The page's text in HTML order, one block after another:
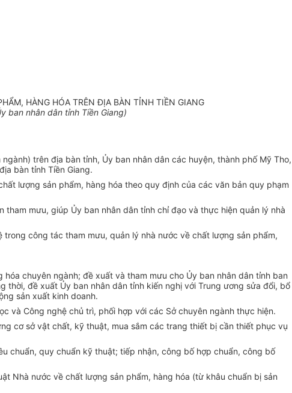
HÀNG HÓA TRÊN ĐỊA BÀN TỈNH TIỀN GIANG
ban nhân dân tỉnh Tiền Giang)
trên địa bàn tỉnh, Ủy ban nhân dân các huyện, thành phố Mỹ Tho,
bàn tỉnh Tiền Giang.
lượng sản phẩm, hàng hóa theo quy định của các văn bản quy phạm
tham mưu, giúp Ủy ban nhân dân tỉnh chỉ đạo và thực hiện quản lý nhà
công tác tham mưu, quản lý nhà nước về chất lượng sản phẩm,
chuyên ngành; đề xuất và tham mưu cho Ủy ban nhân dân tỉnh ban
đề xuất Ủy ban nhân dân tỉnh kiến nghị với Trung ương sửa đổi, bổ
sản xuất kinh doanh.
và Công nghệ chủ trì, phối hợp với các Sở chuyên ngành thực hiện.
cơ sở vật chất, kỹ thuật, mua sắm các trang thiết bị cần thiết phục vụ
chuẩn, quy chuẩn kỹ thuật; tiếp nhận, công bố hợp chuẩn, công bố
Nhà nước về chất lượng sản phẩm, hàng hóa (từ khâu chuẩn bị sản